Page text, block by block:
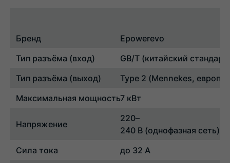
Бренд
Epowerevo
Типразъёма (вход) GB/T (китайский стандарт,
Типразъёма (выход) Type 2 (Mennekes,
Максимальная мощность7 кВт
Напряжение
220–
240 В (однофазная сеть)
Сила тока до 32 А